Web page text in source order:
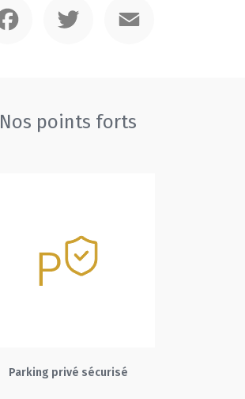
Nos points forts
Parking privé sécurisé